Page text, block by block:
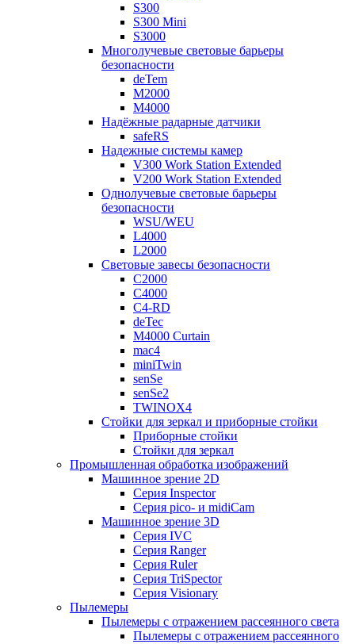
S300
S300 Mini
S3000
Многолучевые световые барьеры
безопасности
deTem
M2000
M4000
Надёжные радарные датчики
safeRS
Надежные системы камер
V300 Work Station Extended
V200 Work Station Extended
Однолучевые световые барьеры
безопасности
WSU/WEU
L4000
L2000
Световые завесы безопасности
C2000
C4000
C4-RD
deTec
M4000 Curtain
mac4
miniTwin
senSe
senSe2
TWINOX4
Стойки для зеркал и приборные стойки
Приборные стойки
Стойки для зеркал
Промышленная обработка изображений
Машинное зрение 2D
Серия Inspector
Серия pico- и midiCam
Машинное зрение 3D
Серия IVC
Серия Ranger
Серия Ruler
Серия TriSpector
Серия Visionary
Пылемеры
Пылемеры с отражением рассеянного света
Пылемеры с отражением рассеянного